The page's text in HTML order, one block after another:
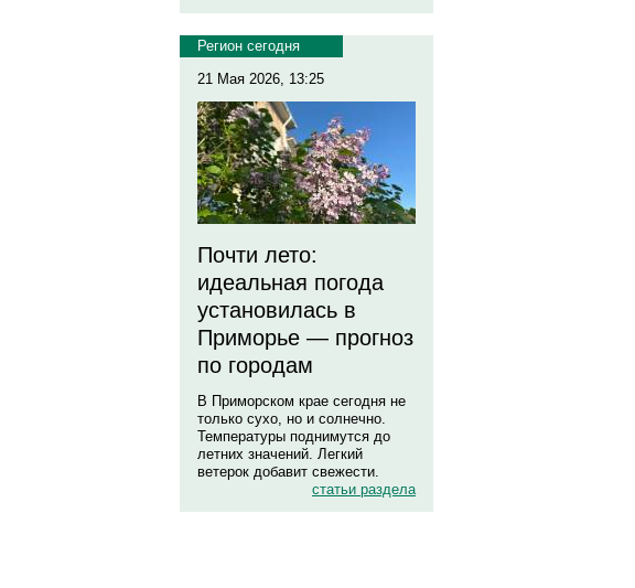
Регион сегодня
21 Мая 2026, 13:25
Почти лето:
идеальная погода
установилась в
Приморье — прогноз
по городам
В Приморском крае сегодня не
только сухо, но и солнечно.
Температуры поднимутся до
летних значений. Легкий
ветерок добавит свежести.
статьи раздела